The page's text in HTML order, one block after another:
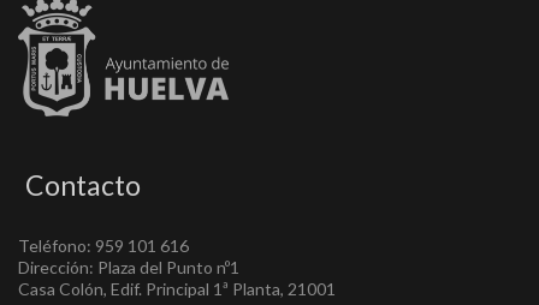
Contacto
Teléfono: 959 101 616
Dirección: Plaza del Punto nº1
Casa Colón, Edif. Principal 1ª Planta, 21001